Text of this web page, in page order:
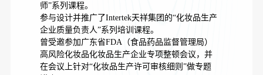
师”系列课程。
参与设计并推广了Intertek天祥集团的“化妆品生产
企业质量负责人”系列培训课程。
曾受邀参加广东省FDA（食品药品监督管理局）
高风险化妆品化妆品生产企业专项整顿会议，并
在会议上针对“化妆品生产许可审核细则”做专题